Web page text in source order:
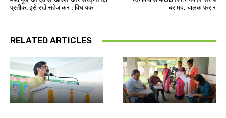
प्रतीक, इसे रखें सहेज कर : विधायक
बरामद, चालक फरार
RELATED ARTICLES